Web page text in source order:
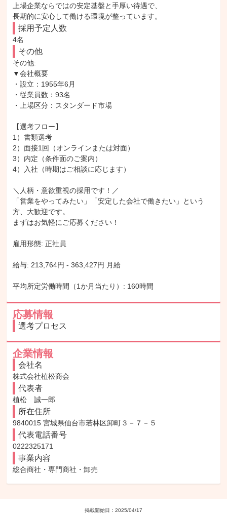
上場企業ならではの安定基盤と手厚い待遇で、
長期的に安心して働ける環境が整っています。
採用予定人数
4名
その他
その他:
▼会社概要
・設立：1955年6月
・従業員数：93名
・上場区分：スタンダード市場
【選考フロー】
1）書類選考
2）面接1回（オンラインまたは対面）
3）内定（条件面のご案内）
4）入社（時期はご相談に応じます）
＼人柄・意欲重視の採用です！／
「営業をやってみたい」「安定した会社で働きたい」という
方、大歓迎です。
まずはお気軽にご応募ください！
雇用形態: 正社員
給与: 213,764円 - 363,427円 月給
平均所定労働時間（1か月当たり）: 160時間
応募情報
選考プロセス
企業情報
会社名
株式会社植松商会
代表者
植松　誠一郎
所在住所
9840015 宮城県仙台市若林区卸町３－７－５
代表電話番号
0222325171
事業内容
総合商社・専門商社・卸売
掲載開始日： 2025/04/17